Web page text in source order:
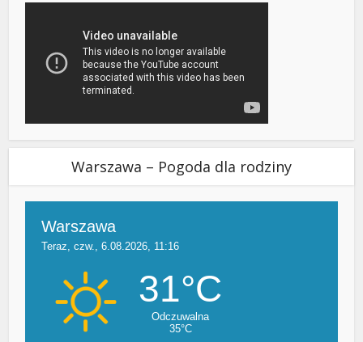
Warszawa – Pogoda dla rodziny